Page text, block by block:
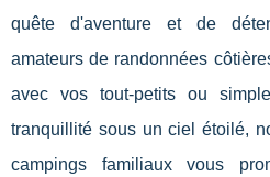
quête d'aventure et de
amateurs de randonnées
avec vos tout-petits ou
tranquillité sous un ciel étoilé,
campings familiaux vous